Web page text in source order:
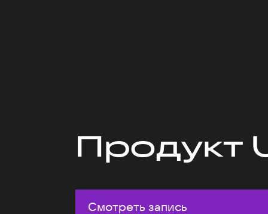
Продукт
Смотреть запись